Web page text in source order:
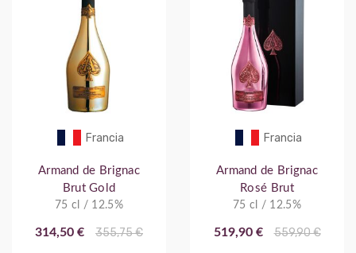
Francia
Armand de Brignac
Brut Gold
75 cl / 12.5%
314,50 € 355,75 €
Francia
Armand de Brignac
Rosé Brut
75 cl / 12.5%
519,90 € 559,90 €